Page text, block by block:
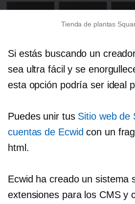
Tienda de plantas
Si estás buscando un
sea ultra fácil y se
esta opción podría ser ideal
Puedes unir tus Sitio web de
cuentas de Ecwid con un
html.
Ecwid ha creado un sistema
extensiones para los CMS y